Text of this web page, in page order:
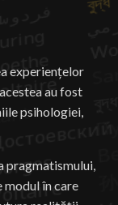
experiențelor
au fost
psihologiei,
pragmatismului,
modul în care